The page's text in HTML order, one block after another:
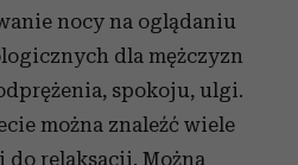
nocy na oglądaniu
dla mężczyzn
spokoju, ulgi.
można znaleźć wiele
relaksacji. Można